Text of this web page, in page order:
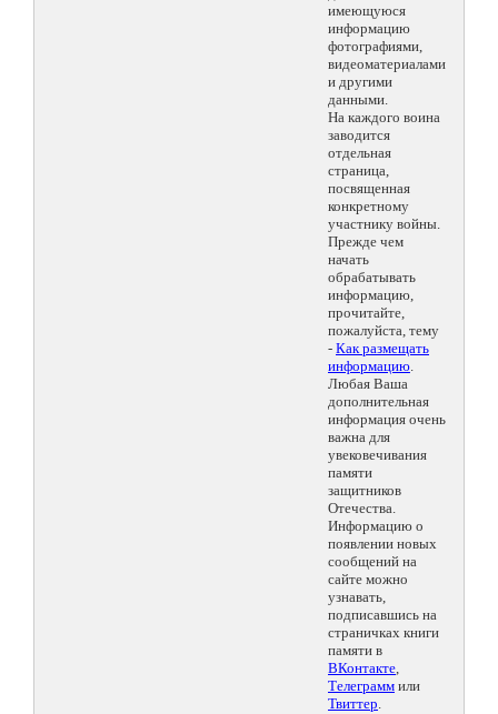
имеющуюся
информацию
фотографиями,
видеоматериалами
и другими
данными.
На каждого воина
заводится
отдельная
страница,
посвященная
конкретному
участнику войны.
Прежде чем
начать
обрабатывать
информацию,
прочитайте,
пожалуйста, тему
- Как размещать
информацию.
Любая Ваша
дополнительная
информация очень
важна для
увековечивания
памяти
защитников
Отечества.
Информацию о
появлении новых
сообщений на
сайте можно
узнавать,
подписавшись на
страничках книги
памяти в
ВКонтакте,
Телеграмм или
Твиттер.